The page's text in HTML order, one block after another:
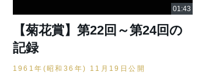
【菊花賞】第22回～第24回の
記録
1961年(昭和36年) 11月19日公開